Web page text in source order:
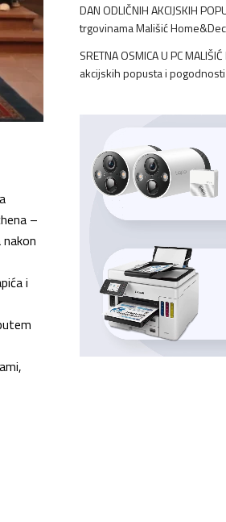
–
i
DAN ODLIČNIH AKCIJSKIH
trgovinama Mališić
SRETNA OSMICA U PC
akcijskih popusta i pogodnosti